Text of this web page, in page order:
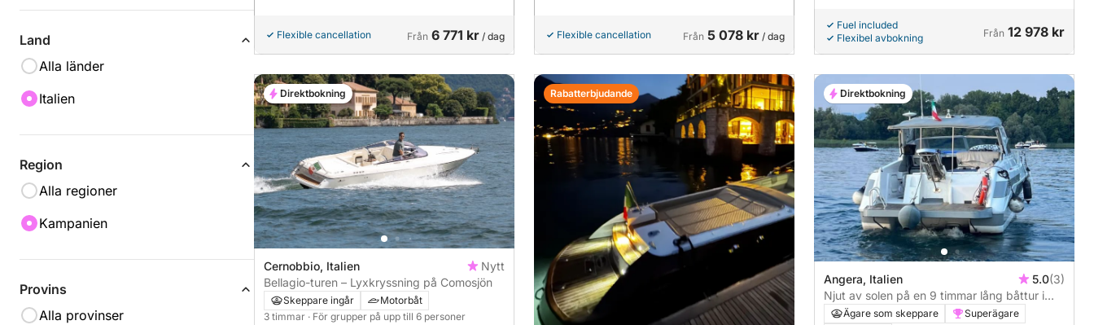
Land
Alla länder
Italien
Region
Alla regioner
Kampanien
Provins
Alla provinser
Flexible cancellation Från 6 771 kr / dag Flexible cancellation Från 5 078 kr / dag
Fuel included
Flexibel avbokning
Från 12 978 kr
Cernobbio, Italien
Nytt
Bellagio-turen – Lyxkryssning på Comosjön
Skeppare ingår
Motorbåt
3 timmar · För grupper på upp till 6 personer
Direktbokning Rabatterbjudande
Angera, Italien 5.0(3)
Njut av solen på en 9 timmar lång båttur i
Angera
Ägare som skeppare
Superägare
Direktbokning